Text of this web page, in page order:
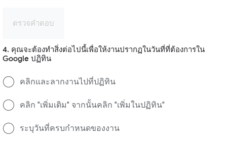
ตรวจคำตอบ
4. คุณจะต้องทำสิ่งต่อไปนี้เพื่อให้งานปรากฏในวันที่ที่ต้องการใน
Google ปฏิทิน
คลิกและลากงานไปที่ปฏิทิน
คลิก "เพิ่มเติม" จากนั้นคลิก "เพิ่มในปฏิทิน"
ระบุวันที่ครบกำหนดของงาน